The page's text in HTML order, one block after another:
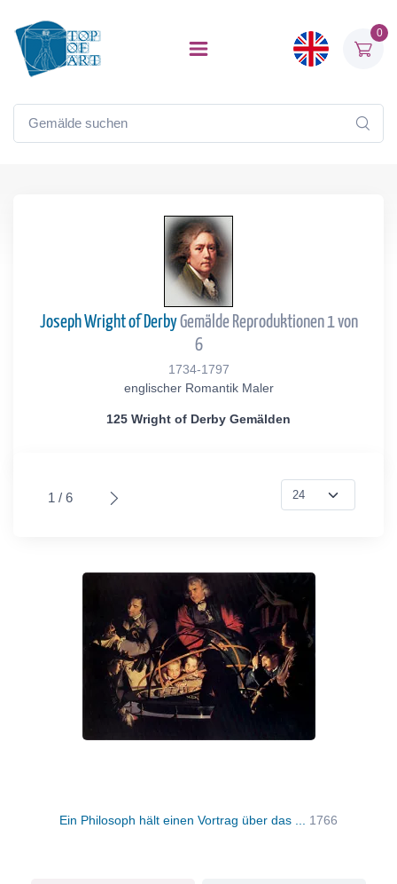
0
Joseph Wright of DerbyGemälde Reproduktionen 1 von
6
1734-1797
englischer Romantik Maler
125 Wright of Derby Gemälden
1 / 6
Ein Philosoph hält einen Vortrag über das ... 1766